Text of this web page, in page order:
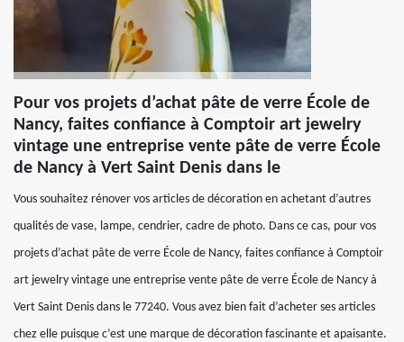
Pour vos projets d’achat pâte de verre École de
Nancy, faites confiance à Comptoir art jewelry
vintage une entreprise vente pâte de verre École
de Nancy à Vert Saint Denis dans le
Vous souhaitez rénover vos articles de décoration en achetant d’autres
qualités de vase, lampe, cendrier, cadre de photo. Dans ce cas, pour vos
projets d’achat pâte de verre École de Nancy, faites confiance à Comptoir
art jewelry vintage une entreprise vente pâte de verre École de Nancy à
Vert Saint Denis dans le 77240. Vous avez bien fait d’acheter ses articles
chez elle puisque c’est une marque de décoration fascinante et apaisante.